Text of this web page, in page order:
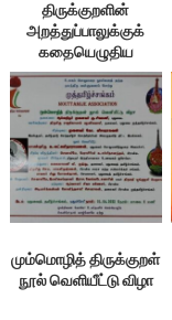
திருக்குறளின்
அறத்துப்பாலுக்குக்
கதையெழுதிய
மாணவர்கள்!
மும்மொழித் திருக்குறள்
நூல் வெளியீட்டு விழா